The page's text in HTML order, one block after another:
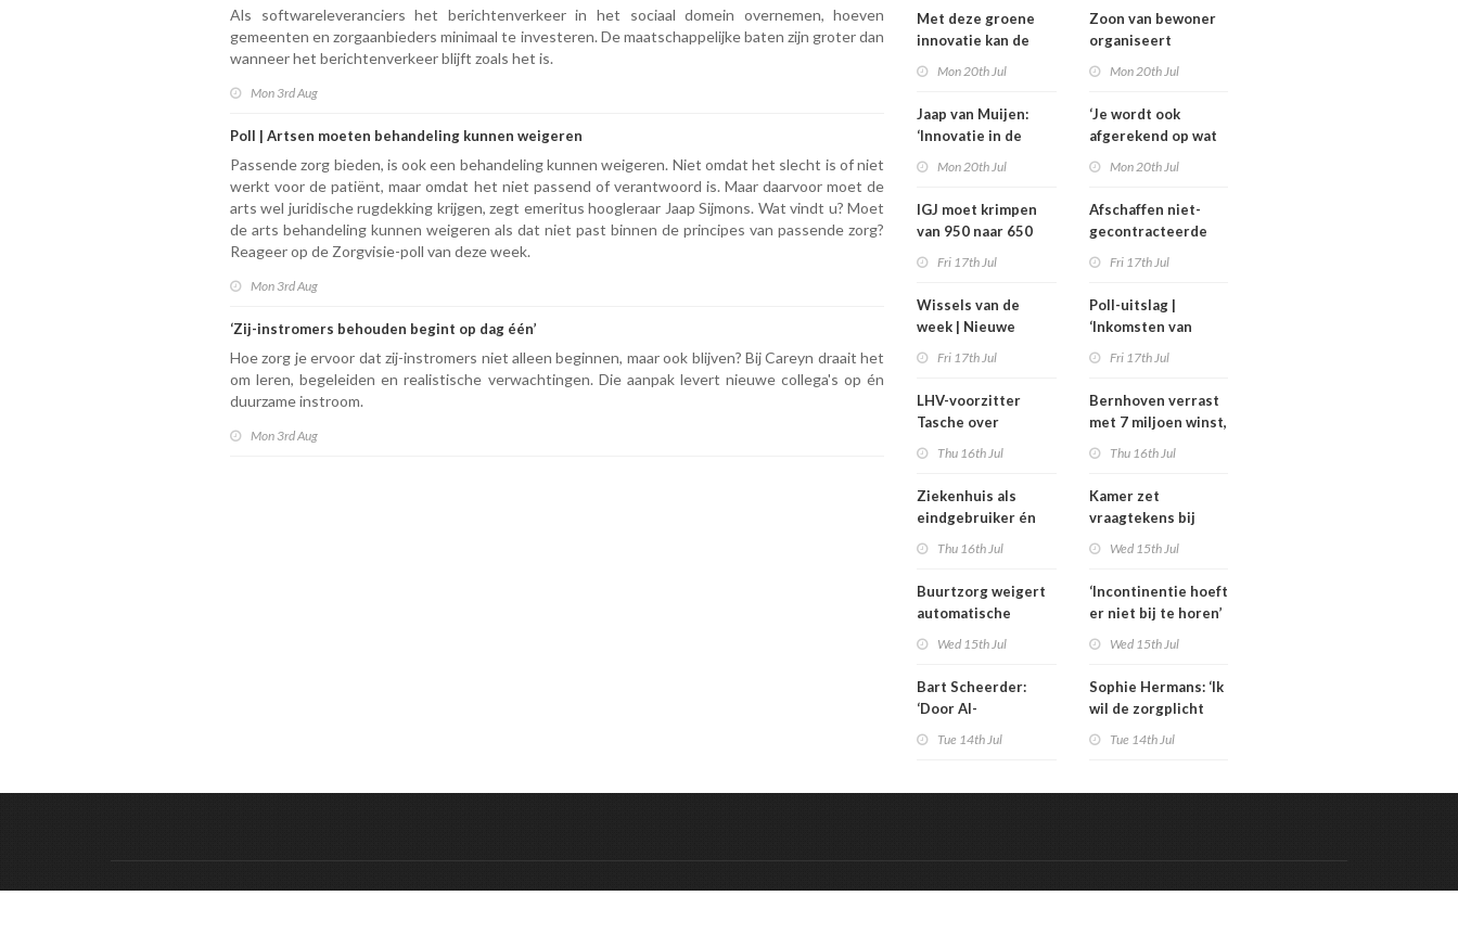
Als softwareleveranciers het berichtenverkeer in het sociaal domein overnemen, hoeven
gemeenten en zorgaanbieders minimaal te investeren. De maatschappelijke baten zijn groter dan
wanneer het berichtenverkeer blijft zoals het is.
Mon 3rd Aug
Poll | Artsen moeten behandeling kunnen weigeren
Passende zorg bieden, is ook een behandeling kunnen weigeren. Niet omdat het slecht is of niet
werkt voor de patiënt, maar omdat het niet passend of verantwoord is. Maar daarvoor moet de
arts wel juridische rugdekking krijgen, zegt emeritus hoogleraar Jaap Sijmons. Wat vindt u? Moet
de arts behandeling kunnen weigeren als dat niet past binnen de principes van passende zorg?
Reageer op de Zorgvisie-poll van deze week.
Mon 3rd Aug
‘Zij-instromers behouden begint op dag één’
Hoe zorg je ervoor dat zij-instromers niet alleen beginnen, maar ook blijven? Bij Careyn draait het
om leren, begeleiden en realistische verwachtingen. Die aanpak levert nieuwe collega's op én
duurzame instroom.
Mon 3rd Aug
deeltijdfactor blijft
steken
Met deze groene
innovatie kan de
besparen
Mon 20th Jul
Jaap van Muijen:
‘Innovatie in de
Mon 20th Jul
IGJ moet krimpen
van 950 naar 650
Fri 17th Jul
Wissels van de
week | Nieuwe
Máxima MC, IGJ en
Revant en
Fri 17th Jul
LHV-voorzitter
Tasche over
echt boos over
worden’
Thu 16th Jul
Ziekenhuis als
eindgebruiker én
Thu 16th Jul
Buurtzorg weigert
automatische
Wed 15th Jul
Bart Scheerder:
‘Door AI-
Tue 14th Jul
Zoon van bewoner
organiseert
verpleeghuis
Mon 20th Jul
‘Je wordt ook
afgerekend op wat
Mon 20th Jul
Afschaffen niet-
gecontracteerde
alleen onder twee
voorwaarden
Fri 17th Jul
Poll-uitslag |
‘Inkomsten van
moeten
maatschappelijk
uitlegbaar zijn’
Fri 17th Jul
Bernhoven verrast
met 7 miljoen winst,
Thu 16th Jul
Kamer zet
vraagtekens bij
Sterk
Wed 15th Jul
‘Incontinentie hoeft
er niet bij te horen’
Wed 15th Jul
Sophie Hermans: ‘Ik
wil de zorgplicht
Tue 14th Jul